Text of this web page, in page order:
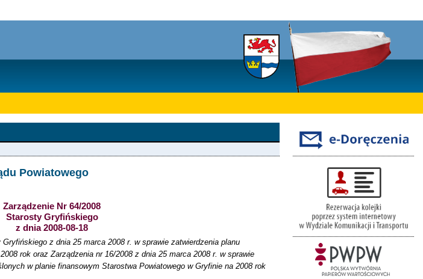
Powiatowego
Zarządzenie Nr 64/2008
Starosty Gryfińskiego
z dnia 2008-08-18
z dnia 25 marca 2008 r. w sprawie zatwierdzenia planu
rok oraz Zarządzenia nr 16/2008 z dnia 25 marca 2008 r. w sprawie
w planie finansowym Starostwa Powiatowego w Gryfinie na 2008 rok